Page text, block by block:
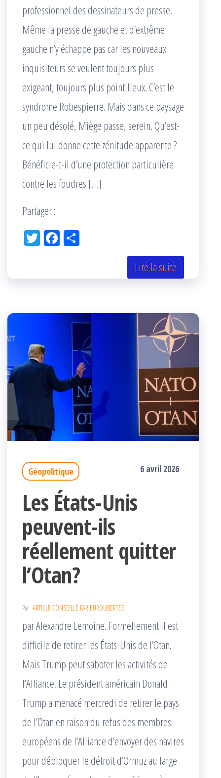
professionnel des dessinateurs de presse.
Même la presse de gauche et d’extrême
gauche n’y échappe pas car les nouveaux
inquisiteurs se veulent toujours plus
exigeant, toujours plus pointilleux. C’est le
syndrome Robespierre. Mais dans ce paysage
un peu désolé, Miège passe, serein. Qu’est-
ce qui lui donne cette zénitude apparente ?
Bénéficie-t-il d’une protection particulière
contre les foudres […]
Partager :
Tw Fac
k r
Lire la suite
Géopolitique 6 avril 2026
Les États-Unis
peuvent-ils
réellement quitter
l’Otan?
Par ARTICLE CONSEILLÉ PAR EUROLIBERTÉS
par Alexandre Lemoine. Formellement il est
difficile de retirer les États-Unis de l’Otan.
Mais Trump peut saboter les activités de
l’Alliance. Le président américain Donald
Trump a menacé mercredi de retirer le pays
de l’Otan en raison du refus des membres
européens de l’Alliance d’envoyer des navires
pour débloquer le détroit d’Ormuz au large